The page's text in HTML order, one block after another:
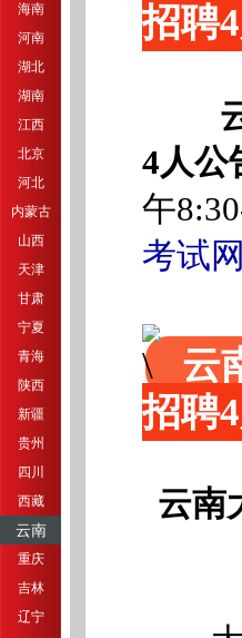
海南
河南
湖北
湖南
江西
北京
河北
内蒙古
山西
天津
甘肃
宁夏
青海
陕西
新疆
贵州
四川
西藏
云南
重庆
吉林
辽宁
招聘
4人公
午
考试网
云
招聘
云南